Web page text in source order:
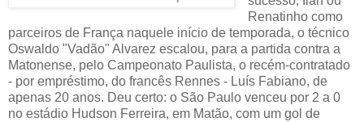
Renatinho como
parceiros de França naquele início de temporada, o técnico
Oswaldo "Vadão" Alvarez escalou, para a partida contra a
Matonense, pelo Campeonato Paulista, o recém-contratado
- por empréstimo, do francês Rennes - Luís Fabiano, de
apenas 20 anos. Deu certo: o São Paulo venceu por 2 a 0
no estádio Hudson Ferreira, em Matão, com um gol de